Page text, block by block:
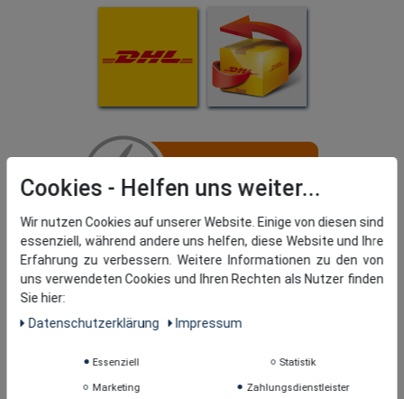
Cookies
Wir nutzen Cookies auf unserer Website. Einige von diesen sind
essenziell, während andere uns helfen, diese Website und Ihre
Erfahrung zu verbessern. Weitere Informationen zu den von
uns verwendeten Cookies und Ihren Rechten als Nutzer finden
Sie hier:
Daten­schutz­erklärung
Impressum
Essenziell Statistik
Marketing Zahlungsdienstleister